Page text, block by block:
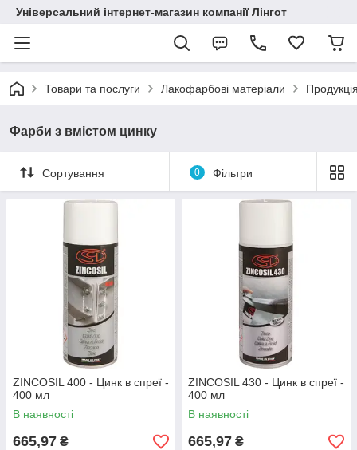
Універсальний інтернет-магазин компанії Лінгот
Товари та послуги Лакофарбові матеріали
Фарби з вмістом цинку
Сортування 0 Фільтри
ZINCOSIL 400 - Цинк в спреї -
400 мл
В наявності
665,97 ₴
ZINCOSIL 430 - Цинк в спреї -
400 мл
В наявності
665,97 ₴